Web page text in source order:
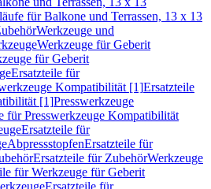
für Balkone und Terrassen, 13 x 13
Werkzeuge und
Werkzeuge für Geberit
für Geberit
Ersatzteile für
Kompatibilität [1]Ersatzteile
[1]Presswerkzeuge
für Presswerkzeuge Kompatibilität
Ersatzteile für
AbpressstopfenErsatzteile für
Ersatzteile für ZubehörWerkzeuge
für Werkzeuge für Geberit
Ersatzteile für